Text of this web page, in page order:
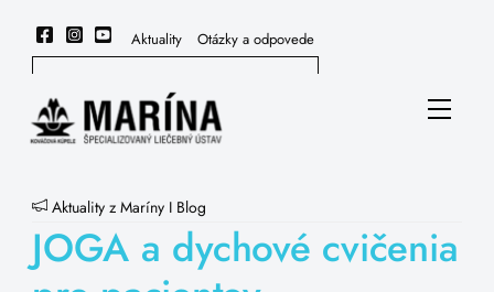
content
Aktuality Otázky a odpovede
Menu
Aktuality z Maríny I Blog
JOGA a dychové cvičenia